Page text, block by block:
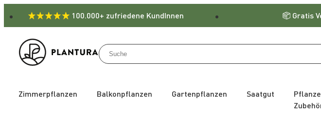
100.000+ zufriedene KundInnen Gratis
Zimmerpflanzen Balkonpflanzen Gartenpflanzen Saatgut